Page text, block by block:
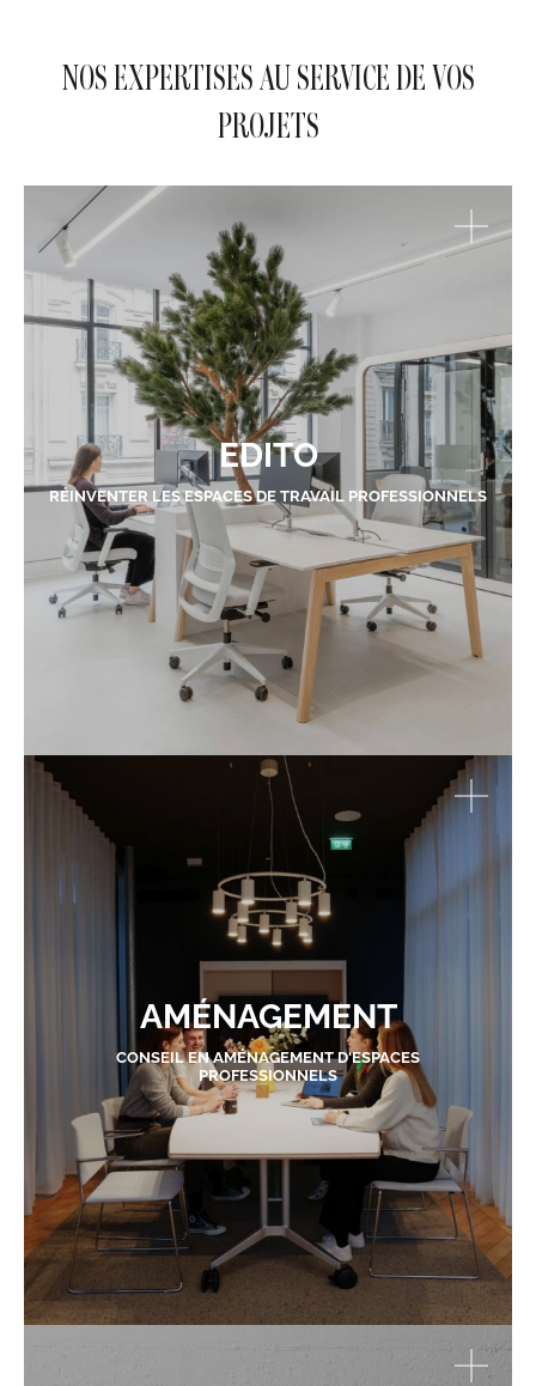
NOS EXPERTISES AU SERVICE DE VOS
PROJETS
EDITO
RÉINVENTER LES ESPACES DE TRAVAIL PROFESSIONNELS
AMÉNAGEMENT
CONSEIL EN AMÉNAGEMENT D'ESPACES
PROFESSIONNELS